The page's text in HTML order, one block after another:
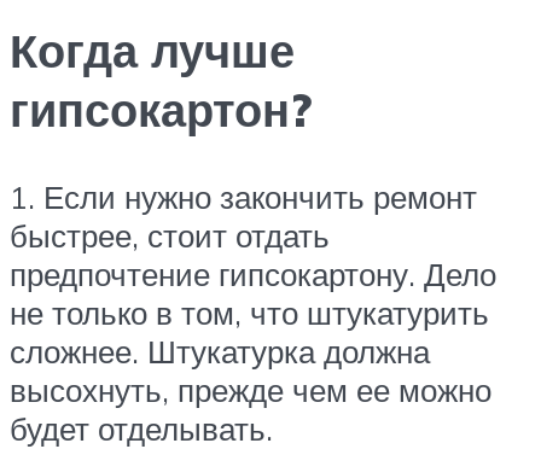
Когда лучше
гипсокартон?
1. Если нужно закончить ремонт
быстрее, стоит отдать
предпочтение гипсокартону. Дело
не только в том, что штукатурить
сложнее. Штукатурка должна
высохнуть, прежде чем ее можно
будет отделывать.